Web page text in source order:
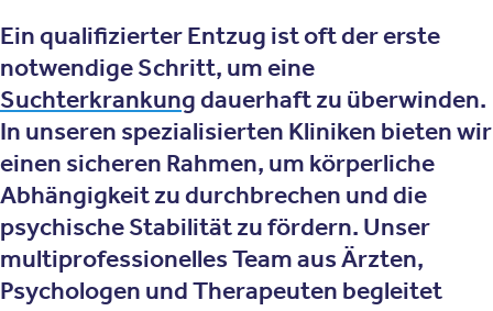
Ein qualifizierter Entzug ist oft der erste
notwendige Schritt, um eine
Suchterkrankungdauerhaft zu überwinden.
In unseren spezialisierten Kliniken bieten wir
einen sicheren Rahmen, um körperliche
Abhängigkeit zu durchbrechen und die
psychische Stabilität zu fördern. Unser
multiprofessionelles Team aus Ärzten,
Psychologen und Therapeuten begleitet